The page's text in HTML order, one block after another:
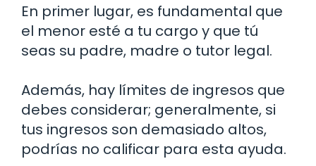
En primer lugar, es fundamental que
el menor esté a tu cargo y que tú
seas su padre, madre o tutor legal.
Además, hay límites de ingresos que
debes considerar; generalmente, si
tus ingresos son demasiado altos,
podrías no calificar para esta ayuda.